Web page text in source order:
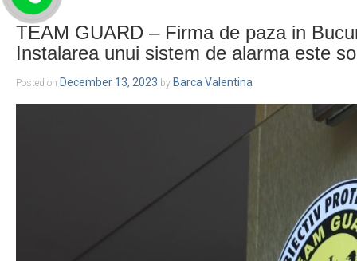
TEAM GUARD – Firma de paza in
Instalarea unui sistem de alarma este
Posted on December 13, 2023 by Barca Valentina